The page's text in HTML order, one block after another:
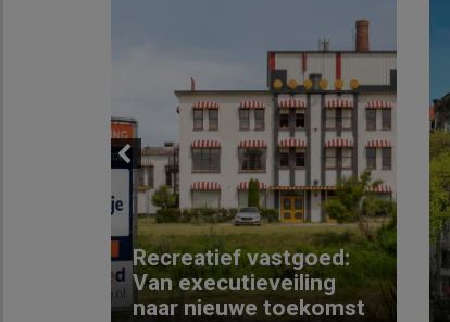
Previous
Recreatief vastgoed:
Van executieveiling
naar nieuwe toekomst